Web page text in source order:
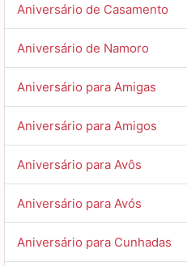
Aniversário de Casamento
Aniversário de Namoro
Aniversário para Amigas
Aniversário para Amigos
Aniversário para Avôs
Aniversário para Avós
Aniversário para Cunhadas